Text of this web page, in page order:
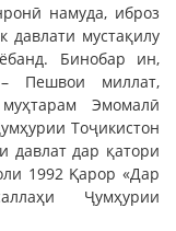
намуда, иброз
давлати мустақилу
Бинобар ин,
– Пешвои миллат,
Эмомалӣ
Тоҷикистон
давлат дар қатори
1992 Қарор «Дар
Ҷумҳурии